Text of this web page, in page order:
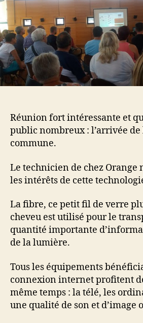
Réunion fort intéressante et
public nombreux : l’arrivée
commune.
Le technicien de chez Orange
les intérêts de cette
La fibre, ce petit fil de verre
cheveu est utilisé pour le
quantité importante
de la lumière.
Tous les équipements
connexion internet profitent
même temps : la télé, les
une qualité de son et d’image